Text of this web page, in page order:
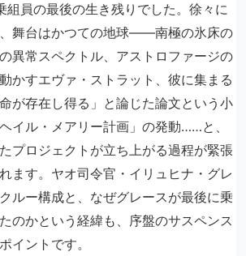
組員の最後の生き残りでした。徐々に
舞台はかつての地球——南極の氷床の
異常スペクトル、アストロファージの
かすエヴァ・ストラット、彼に集まる
が存在し得る」と論じた論文という小
イル・メアリー計画」の発動……と、
プロジェクトが立ち上がる過程が緊張
ます。ヤオ司令官・イリュヒナ・グレ
ルー構成と、なぜグレースが最後に乗
のかという経緯も、序盤のサスペンス
イントです。